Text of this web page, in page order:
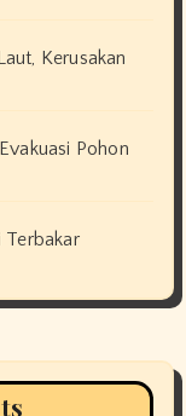
Kerusakan
Pohon
Terbakar